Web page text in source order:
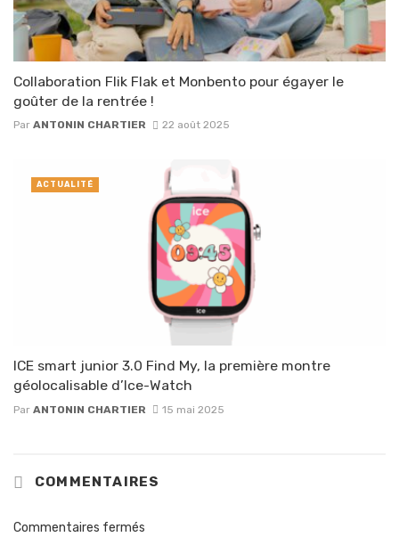
Collaboration Flik Flak et Monbento pour égayer le
goûter de la rentrée !
Par ANTONIN CHARTIER 22 août 2025
ICE smart junior 3.0 Find My, la première montre
géolocalisable d’Ice-Watch
Par ANTONIN CHARTIER 15 mai 2025
ACTUALITÉ
COMMENTAIRES
Commentaires fermés